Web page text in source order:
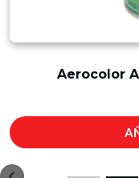
Aerocolor